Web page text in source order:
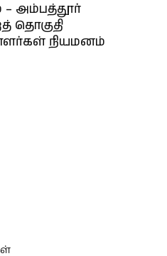
அம்பத்தூர்
தொகுதி
நியமனம்